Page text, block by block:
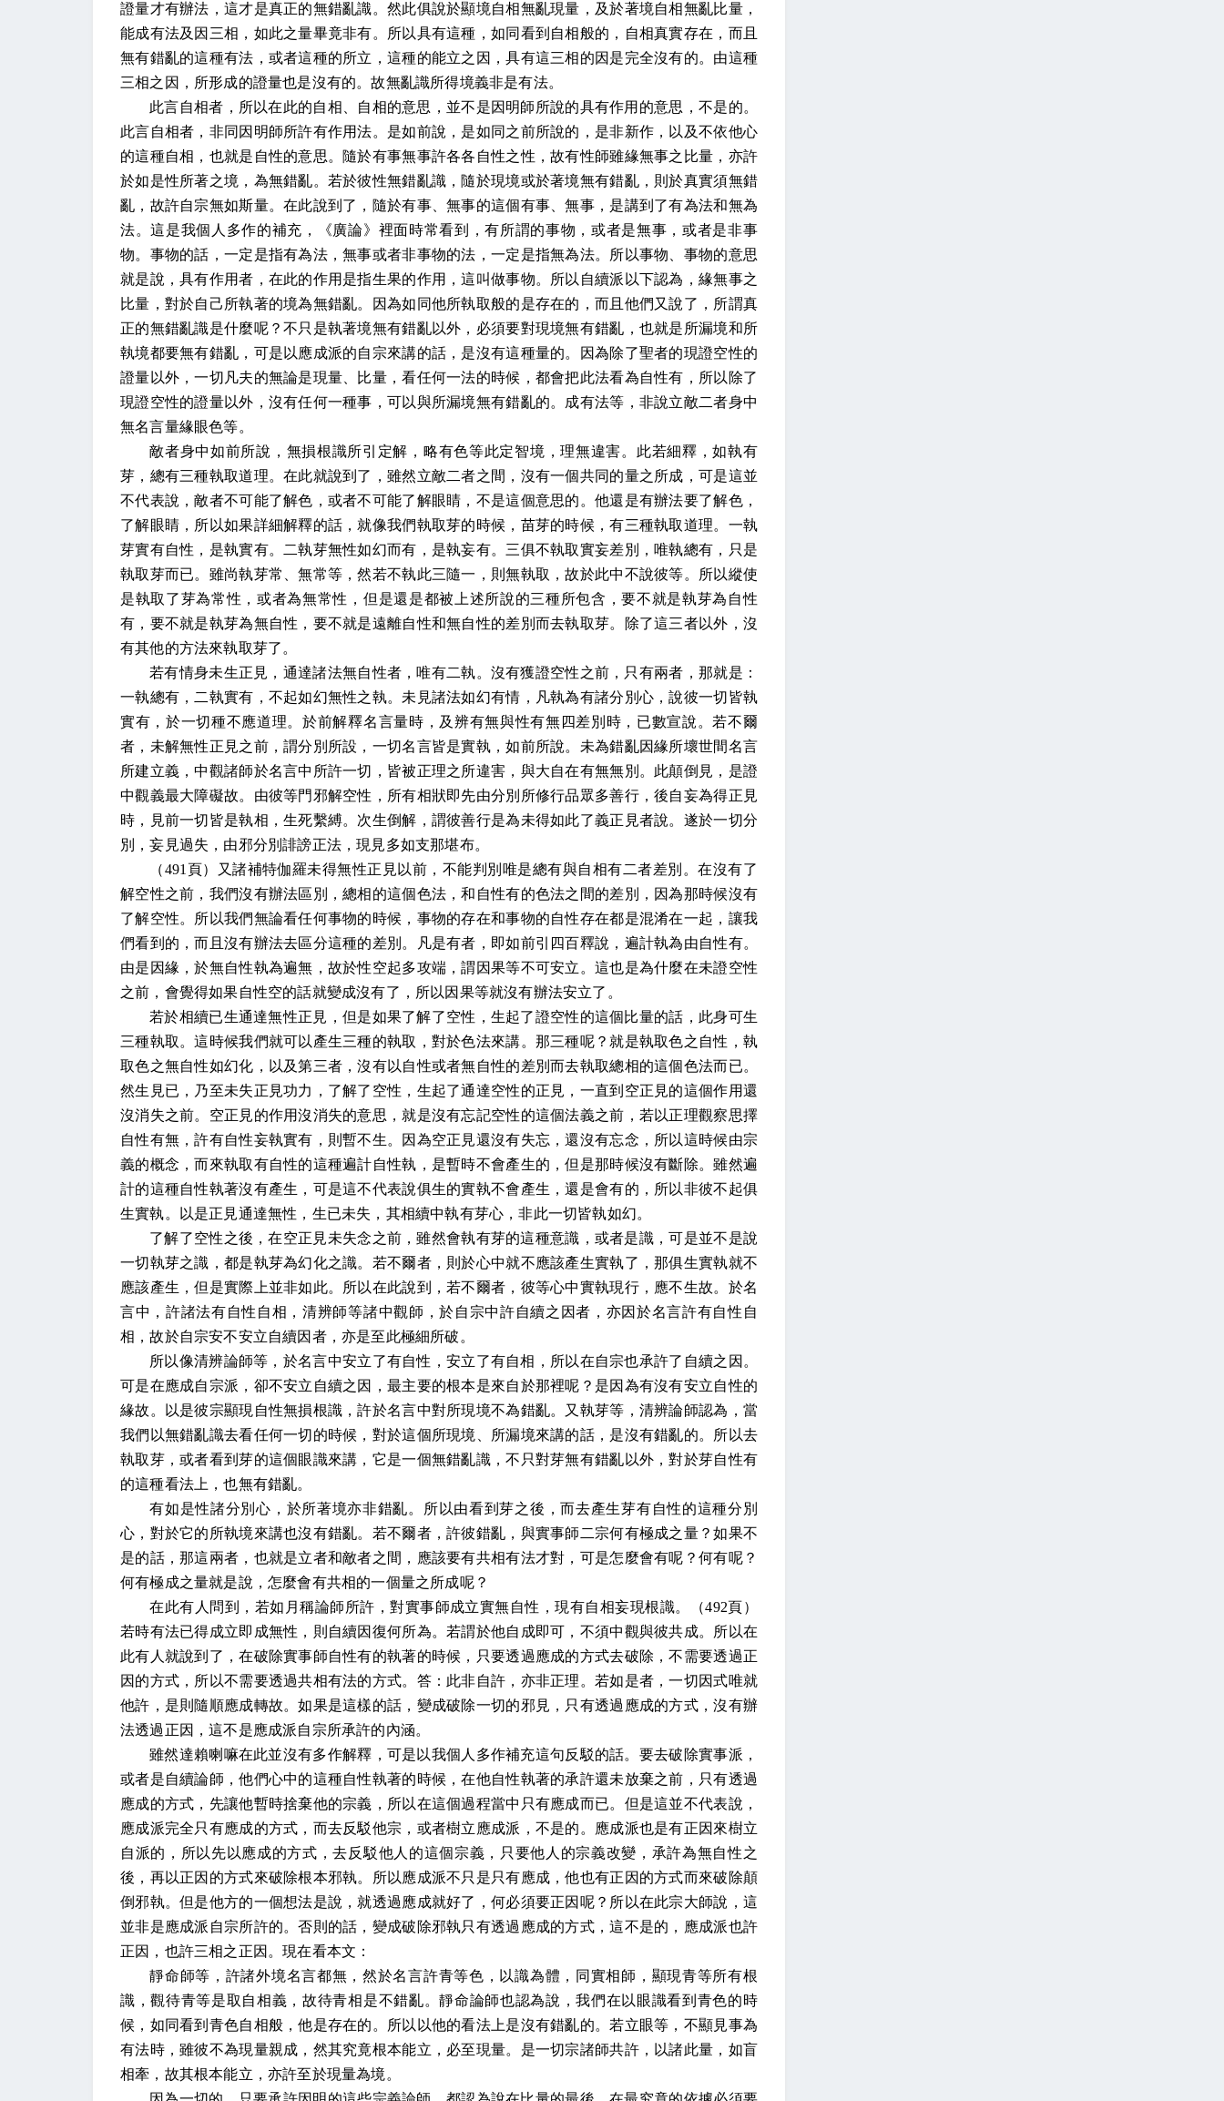
證量才有辦法，這才是真正的無錯亂識。然此俱說於顯境自相無亂現量，及於著境自相無亂比量，
能成有法及因三相，如此之量畢竟非有。所以具有這種，如同看到自相般的，自相真實存在，而且
無有錯亂的這種有法，或者這種的所立，這種的能立之因，具有這三相的因是完全沒有的。由這種
三相之因，所形成的證量也是沒有的。故無亂識所得境義非是有法。
此言自相者，所以在此的自相、自相的意思，並不是因明師所說的具有作用的意思，不是的。
此言自相者，非同因明師所許有作用法。是如前說，是如同之前所說的，是非新作，以及不依他心
的這種自相，也就是自性的意思。隨於有事無事許各各自性之性，故有性師雖緣無事之比量，亦許
於如是性所著之境，為無錯亂。若於彼性無錯亂識，隨於現境或於著境無有錯亂，則於真實須無錯
亂，故許自宗無如斯量。在此說到了，隨於有事、無事的這個有事、無事，是講到了有為法和無為
法。這是我個人多作的補充，《廣論》裡面時常看到，有所謂的事物，或者是無事，或者是非事
物。事物的話，一定是指有為法，無事或者非事物的法，一定是指無為法。所以事物、事物的意思
就是說，具有作用者，在此的作用是指生果的作用，這叫做事物。所以自續派以下認為，緣無事之
比量，對於自己所執著的境為無錯亂。因為如同他所執取般的是存在的，而且他們又說了，所謂真
正的無錯亂識是什麼呢？不只是執著境無有錯亂以外，必須要對現境無有錯亂，也就是所漏境和所
執境都要無有錯亂，可是以應成派的自宗來講的話，是沒有這種量的。因為除了聖者的現證空性的
證量以外，一切凡夫的無論是現量、比量，看任何一法的時候，都會把此法看為自性有，所以除了
現證空性的證量以外，沒有任何一種事，可以與所漏境無有錯亂的。成有法等，非說立敵二者身中
無名言量緣眼色等。
敵者身中如前所說，無損根識所引定解，略有色等此定智境，理無違害。此若細釋，如執有
芽，總有三種執取道理。在此就說到了，雖然立敵二者之間，沒有一個共同的量之所成，可是這並
不代表說，敵者不可能了解色，或者不可能了解眼睛，不是這個意思的。他還是有辦法要了解色，
了解眼睛，所以如果詳細解釋的話，就像我們執取芽的時候，苗芽的時候，有三種執取道理。一執
芽實有自性，是執實有。二執芽無性如幻而有，是執妄有。三俱不執取實妄差別，唯執總有，只是
執取芽而已。雖尚執芽常、無常等，然若不執此三隨一，則無執取，故於此中不說彼等。所以縱使
是執取了芽為常性，或者為無常性，但是還是都被上述所說的三種所包含，要不就是執芽為自性
有，要不就是執芽為無自性，要不就是遠離自性和無自性的差別而去執取芽。除了這三者以外，沒
有其他的方法來執取芽了。
若有情身未生正見，通達諸法無自性者，唯有二執。沒有獲證空性之前，只有兩者，那就是：
一執總有，二執實有，不起如幻無性之執。未見諸法如幻有情，凡執為有諸分別心，說彼一切皆執
實有，於一切種不應道理。於前解釋名言量時，及辨有無與性有無四差別時，已數宣說。若不爾
者，未解無性正見之前，謂分別所設，一切名言皆是實執，如前所說。未為錯亂因緣所壞世間名言
所建立義，中觀諸師於名言中所許一切，皆被正理之所違害，與大自在有無無別。此顛倒見，是證
中觀義最大障礙故。由彼等門邪解空性，所有相狀即先由分別所修行品眾多善行，後自妄為得正見
時，見前一切皆是執相，生死繫縛。次生倒解，謂彼善行是為未得如此了義正見者說。遂於一切分
別，妄見過失，由邪分別誹謗正法，現見多如支那堪布。
（491 頁）又諸補特伽羅未得無性正見以前，不能判別唯是總有與自相有二者差別。在沒有了
解空性之前，我們沒有辦法區別，總相的這個色法，和自性有的色法之間的差別，因為那時候沒有
了解空性。所以我們無論看任何事物的時候，事物的存在和事物的自性存在都是混淆在一起，讓我
們看到的，而且沒有辦法去區分這種的差別。凡是有者，即如前引四百釋說，遍計執為由自性有。
由是因緣，於無自性執為遍無，故於性空起多攻端，謂因果等不可安立。這也是為什麼在未證空性
之前，會覺得如果自性空的話就變成沒有了，所以因果等就沒有辦法安立了。
若於相續已生通達無性正見，但是如果了解了空性，生起了證空性的這個比量的話，此身可生
三種執取。這時候我們就可以產生三種的執取，對於色法來講。那三種呢？就是執取色之自性，執
取色之無自性如幻化，以及第三者，沒有以自性或者無自性的差別而去執取總相的這個色法而已。
然生見已，乃至未失正見功力，了解了空性，生起了通達空性的正見，一直到空正見的這個作用還
沒消失之前。空正見的作用沒消失的意思，就是沒有忘記空性的這個法義之前，若以正理觀察思擇
自性有無，許有自性妄執實有，則暫不生。因為空正見還沒有失忘，還沒有忘念，所以這時候由宗
義的概念，而來執取有自性的這種遍計自性執，是暫時不會產生的，但是那時候沒有斷除。雖然遍
計的這種自性執著沒有產生，可是這不代表說俱生的實執不會產生，還是會有的，所以非彼不起俱
生實執。以是正見通達無性，生已未失，其相續中執有芽心，非此一切皆執如幻。
了解了空性之後，在空正見未失念之前，雖然會執有芽的這種意識，或者是識，可是並不是說
一切執芽之識，都是執芽為幻化之識。若不爾者，則於心中就不應該產生實執了，那俱生實執就不
應該產生，但是實際上並非如此。所以在此說到，若不爾者，彼等心中實執現行，應不生故。於名
言中，許諸法有自性自相，清辨師等諸中觀師，於自宗中許自續之因者，亦因於名言許有自性自
相，故於自宗安不安立自續因者，亦是至此極細所破。
所以像清辨論師等，於名言中安立了有自性，安立了有自相，所以在自宗也承許了自續之因。
可是在應成自宗派，卻不安立自續之因，最主要的根本是來自於那裡呢？是因為有沒有安立自性的
緣故。以是彼宗顯現自性無損根識，許於名言中對所現境不為錯亂。又執芽等，清辨論師認為，當
我們以無錯亂識去看任何一切的時候，對於這個所現境、所漏境來講的話，是沒有錯亂的。所以去
執取芽，或者看到芽的這個眼識來講，它是一個無錯亂識，不只對芽無有錯亂以外，對於芽自性有
的這種看法上，也無有錯亂。
有如是性諸分別心，於所著境亦非錯亂。所以由看到芽之後，而去產生芽有自性的這種分別
心，對於它的所執境來講也沒有錯亂。若不爾者，許彼錯亂，與實事師二宗何有極成之量？如果不
是的話，那這兩者，也就是立者和敵者之間，應該要有共相有法才對，可是怎麼會有呢？何有呢？
何有極成之量就是說，怎麼會有共相的一個量之所成呢？
在此有人問到，若如月稱論師所許，對實事師成立實無自性，現有自相妄現根識。（492頁）
若時有法已得成立即成無性，則自續因復何所為。若謂於他自成即可，不須中觀與彼共成。所以在
此有人就說到了，在破除實事師自性有的執著的時候，只要透過應成的方式去破除，不需要透過正
因的方式，所以不需要透過共相有法的方式。答：此非自許，亦非正理。若如是者，一切因式唯就
他許，是則隨順應成轉故。如果是這樣的話，變成破除一切的邪見，只有透過應成的方式，沒有辦
法透過正因，這不是應成派自宗所承許的內涵。
雖然達賴喇嘛在此並沒有多作解釋，可是以我個人多作補充這句反駁的話。要去破除實事派，
或者是自續論師，他們心中的這種自性執著的時候，在他自性執著的承許還未放棄之前，只有透過
應成的方式，先讓他暫時捨棄他的宗義，所以在這個過程當中只有應成而已。但是這並不代表說，
應成派完全只有應成的方式，而去反駁他宗，或者樹立應成派，不是的。應成派也是有正因來樹立
自派的，所以先以應成的方式，去反駁他人的這個宗義，只要他人的宗義改變，承許為無自性之
後，再以正因的方式來破除根本邪執。所以應成派不只是只有應成，他也有正因的方式而來破除顛
倒邪執。但是他方的一個想法是說，就透過應成就好了，何必須要正因呢？所以在此宗大師說，這
並非是應成派自宗所許的。否則的話，變成破除邪執只有透過應成的方式，這不是的，應成派也許
正因，也許三相之正因。現在看本文：
靜命師等，許諸外境名言都無，然於名言許青等色，以識為體，同實相師，顯現青等所有根
識，觀待青等是取自相義，故待青相是不錯亂。靜命論師也認為說，我們在以眼識看到青色的時
候，如同看到青色自相般，他是存在的。所以以他的看法上是沒有錯亂的。若立眼等，不顯見事為
有法時，雖彼不為現量親成，然其究竟根本能立，必至現量。是一切宗諸師共許，以諸此量，如盲
相牽，故其根本能立，亦許至於現量為境。